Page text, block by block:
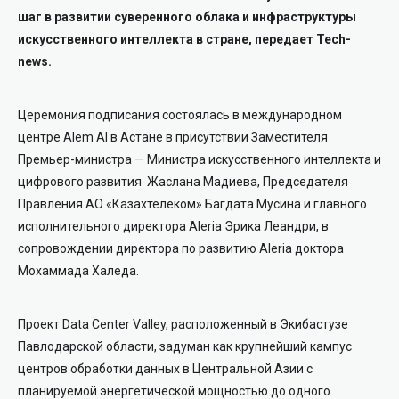
шаг в развитии суверенного облака и инфраструктуры
искусственного интеллекта в стране, передает Tech-
news.
Церемония подписания состоялась в международном
центре Alem AI в Астане в присутствии Заместителя
Премьер-министра — Министра искусственного интеллекта и
цифрового развития Жаслана Мадиева, Председателя
Правления АО «Казахтелеком» Багдата Мусина и главного
исполнительного директора Aleria Эрика Леандри, в
сопровождении директора по развитию Aleria доктора
Мохаммада Халеда.
Проект Data Center Valley, расположенный в Экибастузе
Павлодарской области, задуман как крупнейший кампус
центров обработки данных в Центральной Азии с
планируемой энергетической мощностью до одного